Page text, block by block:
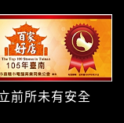
前所未有安全